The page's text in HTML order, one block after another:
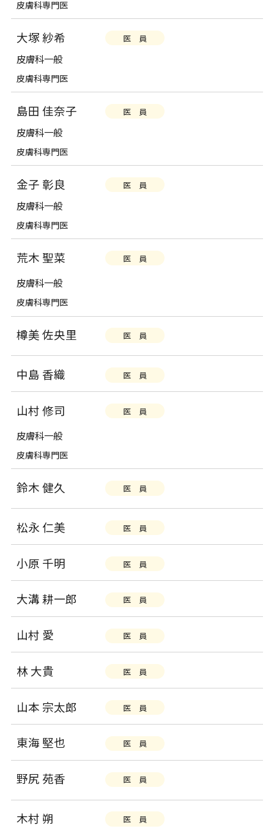
皮膚科専門医
大塚 紗希 医 員
皮膚科一般
皮膚科専門医
島田 佳奈子 医 員
皮膚科一般
皮膚科専門医
金子 彰良 医 員
皮膚科一般
皮膚科専門医
荒木 聖菜 医 員
皮膚科一般
皮膚科専門医
樽美 佐央里 医 員
中島 香織 医 員
山村 修司 医 員
皮膚科一般
皮膚科専門医
鈴木 健久 医 員
松永 仁美 医 員
小原 千明 医 員
大溝 耕一郎 医 員
山村 愛 医 員
林 大貴 医 員
山本 宗太郎 医 員
東海 堅也 医 員
野尻 苑香 医 員
木村 朔 医 員